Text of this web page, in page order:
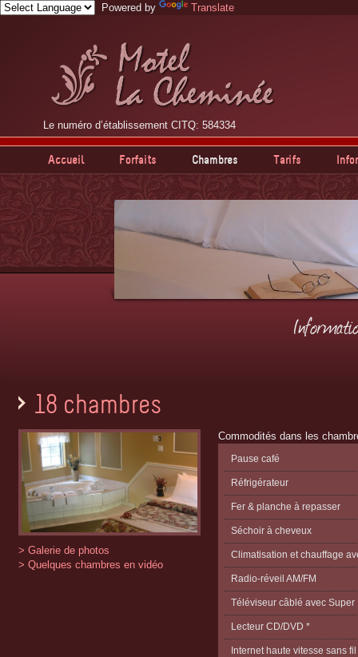
Powered by Translate
Le numéro d’établissement CITQ: 584334
Accueil Forfaits Chambres Tarifs
18 chambres
> Galerie de photos
> Quelques chambres en vidéo
Commodités dans les
Pause café
Réfrigérateur
Fer & planche à repasser
Séchoir à cheveux
Climatisation et chauffage
Radio-réveil AM/FM
Téléviseur câblé avec Super
Lecteur CD/DVD *
Internet haute vitesse sans